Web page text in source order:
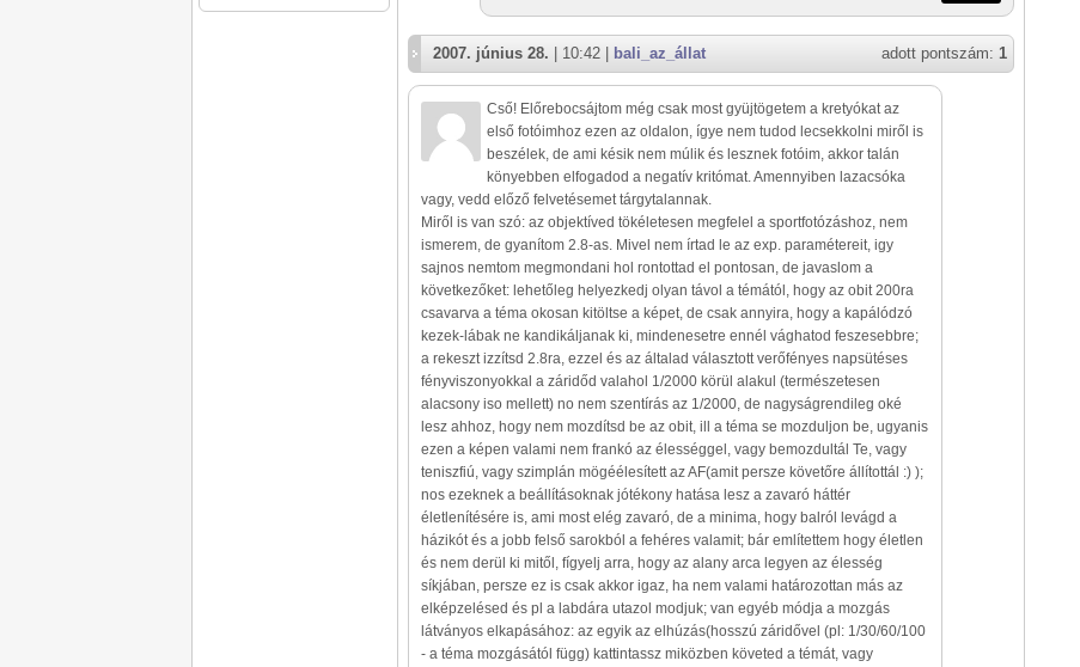
adott pontszám: 1
2007. június 28. | 10:42 | bali_az_állat
Cső! Előrebocsájtom még csak most gyüjtögetem a kretyókat az
első fotóimhoz ezen az oldalon, ígye nem tudod lecsekkolni miről is
beszélek, de ami késik nem múlik és lesznek fotóim, akkor talán
könyebben elfogadod a negatív kritómat. Amennyiben lazacsóka
vagy, vedd előző felvetésemet tárgytalannak.
Miről is van szó: az objektíved tökéletesen megfelel a sportfotózáshoz, nem
ismerem, de gyanítom 2.8-as. Mivel nem írtad le az exp. paramétereit, igy
sajnos nemtom megmondani hol rontottad el pontosan, de javaslom a
következőket: lehetőleg helyezkedj olyan távol a témától, hogy az obit 200ra
csavarva a téma okosan kitöltse a képet, de csak annyira, hogy a kapálódzó
kezek-lábak ne kandikáljanak ki, mindenesetre ennél vághatod feszesebbre;
a rekeszt izzítsd 2.8ra, ezzel és az általad választott verőfényes napsütéses
fényviszonyokkal a záridőd valahol 1/2000 körül alakul (természetesen
alacsony iso mellett) no nem szentírás az 1/2000, de nagyságrendileg oké
lesz ahhoz, hogy nem mozdítsd be az obit, ill a téma se mozduljon be, ugyanis
ezen a képen valami nem frankó az élességgel, vagy bemozdultál Te, vagy
teniszfiú, vagy szimplán mögéélesített az AF(amit persze követőre állítottál :) );
nos ezeknek a beállításoknak jótékony hatása lesz a zavaró háttér
életlenítésére is, ami most elég zavaró, de a minima, hogy balról levágd a
házikót és a jobb felső sarokból a fehéres valamit; bár említettem hogy életlen
és nem derül ki mitől, fígyelj arra, hogy az alany arca legyen az élesség
síkjában, persze ez is csak akkor igaz, ha nem valami határozottan más az
elképzelésed és pl a labdára utazol modjuk; van egyéb módja a mozgás
látványos elkapásához: az egyik az elhúzás(hosszú záridővel (pl: 1/30/60/100
- a téma mozgásától függ) kattintassz miközben követed a témát, vagy